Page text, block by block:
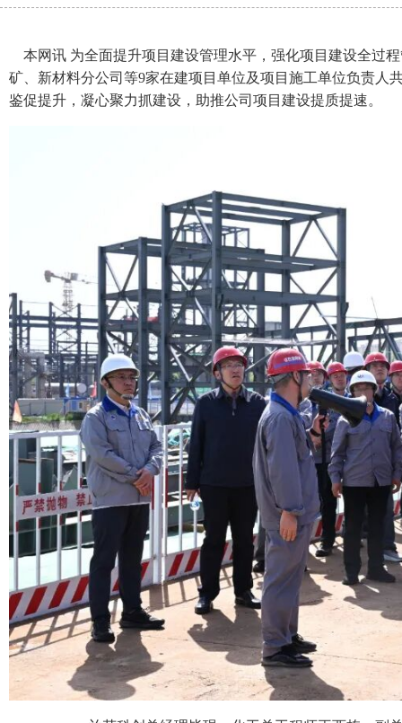
本网讯 为全面提升项目建设管理水平，强化项目建设全过
矿、新材料分公司等9家在建项目单位及项目施工单位负责人
鉴促提升，凝心聚力抓建设，助推公司项目建设提质提速。